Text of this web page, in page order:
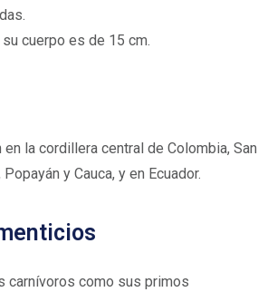
su cuerpo es de 15 cm.
en la cordillera central de Colombia, San
y Cauca, y en Ecuador.
carnívoros como sus primos